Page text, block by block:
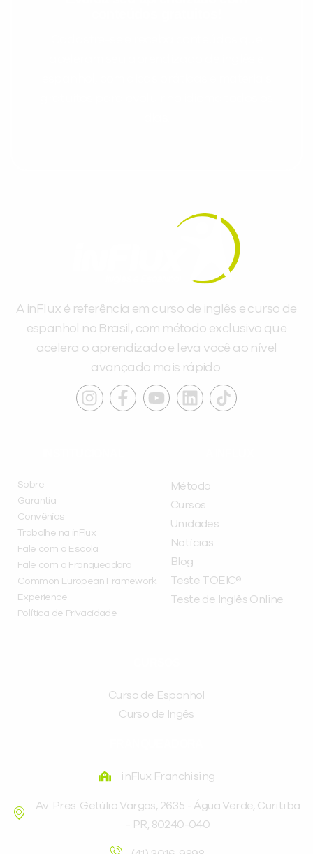
A inFlux é referência em curso de inglês e curso de
espanhol no Brasil, com método exclusivo que
acelera o aprendizado e leva você ao nível
avançado mais rápido.
Sobre
Garantia
Convênios
Trabalhe na inFlux
Fale com a Escola
Fale com a Franqueadora
Common European Framework
Experience
Política de Privacidade
Método
Cursos
Unidades
Notícias
Blog
Teste TOEIC®
Teste de Inglês Online
Curso de Espanhol
Curso de Ingês
inFlux Franchising
Av. Pres. Getúlio Vargas, 2635 - Água Verde, Curitiba
- PR, 80240-040